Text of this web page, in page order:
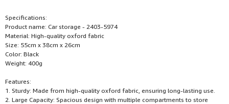
Specifications:
Product name: Car storage - 2403-5974
Material: High-quality oxford fabric
Size: 55cm x 38cm x 26cm
Color: Black
Weight: 400g
Features:
1. Sturdy: Made from high-quality oxford fabric, ensuring long-lasting use.
2. Large Capacity: Spacious design with multiple compartments to store